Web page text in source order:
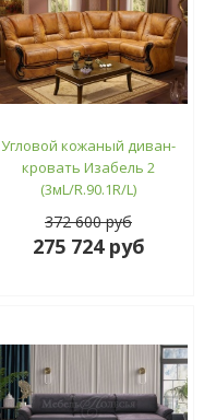
Угловой кожаный диван-
кровать Изабель 2
(3мL/R.90.1R/L)
372 600 руб
275 724 руб